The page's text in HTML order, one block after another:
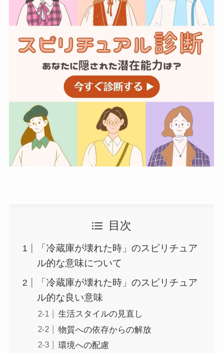
目次
「冷蔵庫が壊れた時」のスピリチュア
ル的な意味について
「冷蔵庫が壊れた時」のスピリチュア
ル的な良い意味
生活スタイルの見直し
物質への依存からの解放
環境への配慮